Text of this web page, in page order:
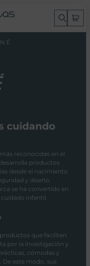
cuidando
reconocidas en el
productos
desde el nacimiento
y diseño.
se ha convertido en
infantil.
que faciliten
por la investigación y
cómodas y
De este modo, sus